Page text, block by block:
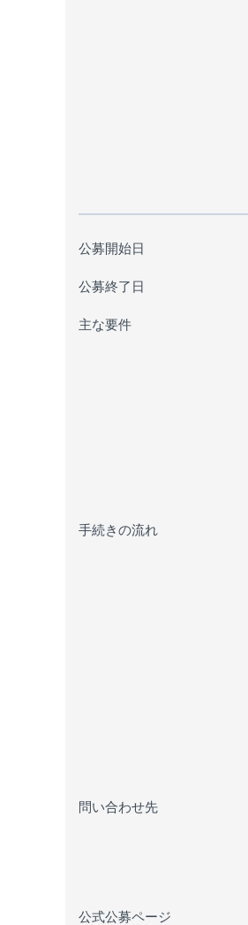
公募開始日
公募終了日
主な要件
手続きの流れ
問い合わせ先
公式公募ページ